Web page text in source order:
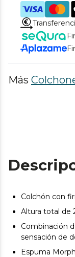
Más
Colchón con
Altura total de
Combinación
sensación de
Espuma